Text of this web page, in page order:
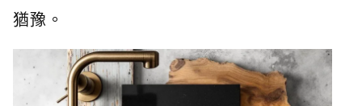
猶豫。